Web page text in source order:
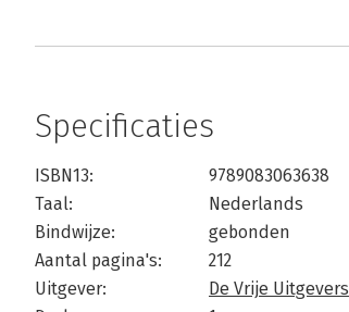
Specificaties
ISBN13:
9789083063638
Taal:
Nederlands
Bindwijze:
gebonden
Aantal pagina's:
212
Uitgever:
De Vrije Uitgevers